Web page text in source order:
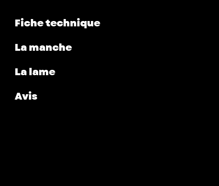
Fiche technique
La manche
La lame
Avis